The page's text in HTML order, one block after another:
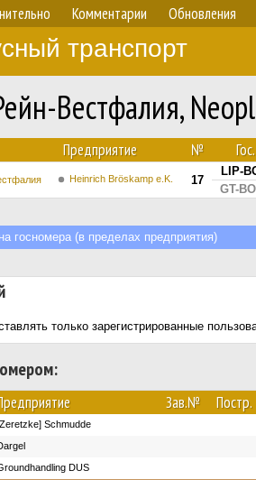
Комментарии Обновления
транспорт
Вестфалия,
Предприятие №
Heinrich Bröskamp e.K. 17
LIP-
GT-
госномера (в пределах предприятия)
только зарегистрированные
Зав.№ Постр.
Schmudde
DUS